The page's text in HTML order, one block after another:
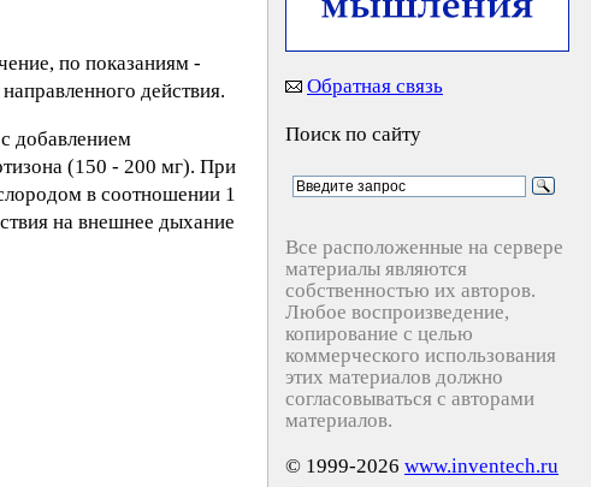
по показаниям -
действия.
добавлением
(150 - 200 мг). При
в соотношении 1
на внешнее дыхание
Обратная связь
Поиск по сайту
Все расположенные на сервере
материалы являются
собственностью их авторов.
Любое воспроизведение,
копирование с целью
коммерческого использования
этих материалов должно
согласовываться с авторами
материалов.
© 1999-2026 www.inventech.ru